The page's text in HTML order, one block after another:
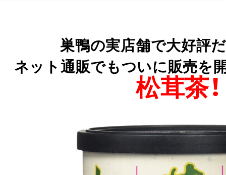
巣鴨の実店舗で大好評
ネット通販でもついに販売を
松茸茶！